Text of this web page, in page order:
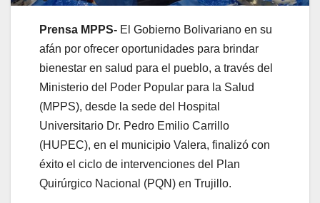
Prensa MPPS- El Gobierno Bolivariano en su
afán por ofrecer oportunidades para brindar
bienestar en salud para el pueblo, a través del
Ministerio del Poder Popular para la Salud
(MPPS), desde la sede del Hospital
Universitario Dr. Pedro Emilio Carrillo
(HUPEC), en el municipio Valera, finalizó con
éxito el ciclo de intervenciones del Plan
Quirúrgico Nacional (PQN) en Trujillo.